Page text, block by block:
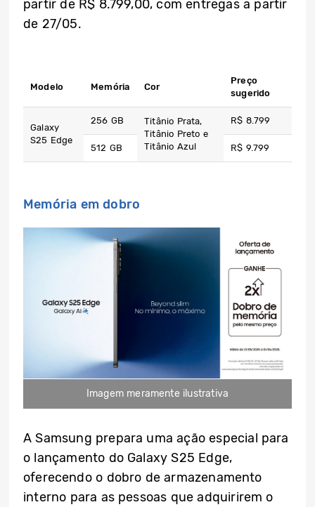
partir de R$ 8.799,00, com entregas a partir
de 27/05.
Modelo Memória Cor
Preço
sugerido
Galaxy
S25 Edge
256 GB
Titânio Prata,
Titânio Preto e
Titânio Azul
R$ 8.799
512 GB R$ 9.799
Memória em dobro
Imagem meramente ilustrativa
A Samsung prepara uma ação especial para
o lançamento do Galaxy S25 Edge,
oferecendo o dobro de armazenamento
interno para as pessoas que adquirirem o